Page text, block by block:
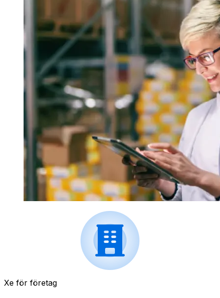
Xe för företag